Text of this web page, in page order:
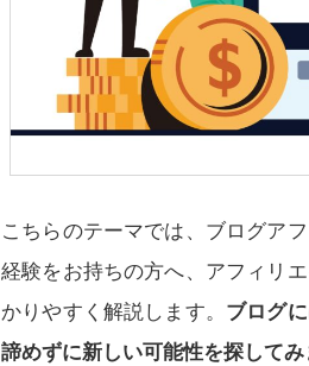
こちらのテーマでは、ブログア
経験をお持ちの方へ、アフィリ
かりやすく解説します。 ブログ
諦めずに新しい可能性を探してみ